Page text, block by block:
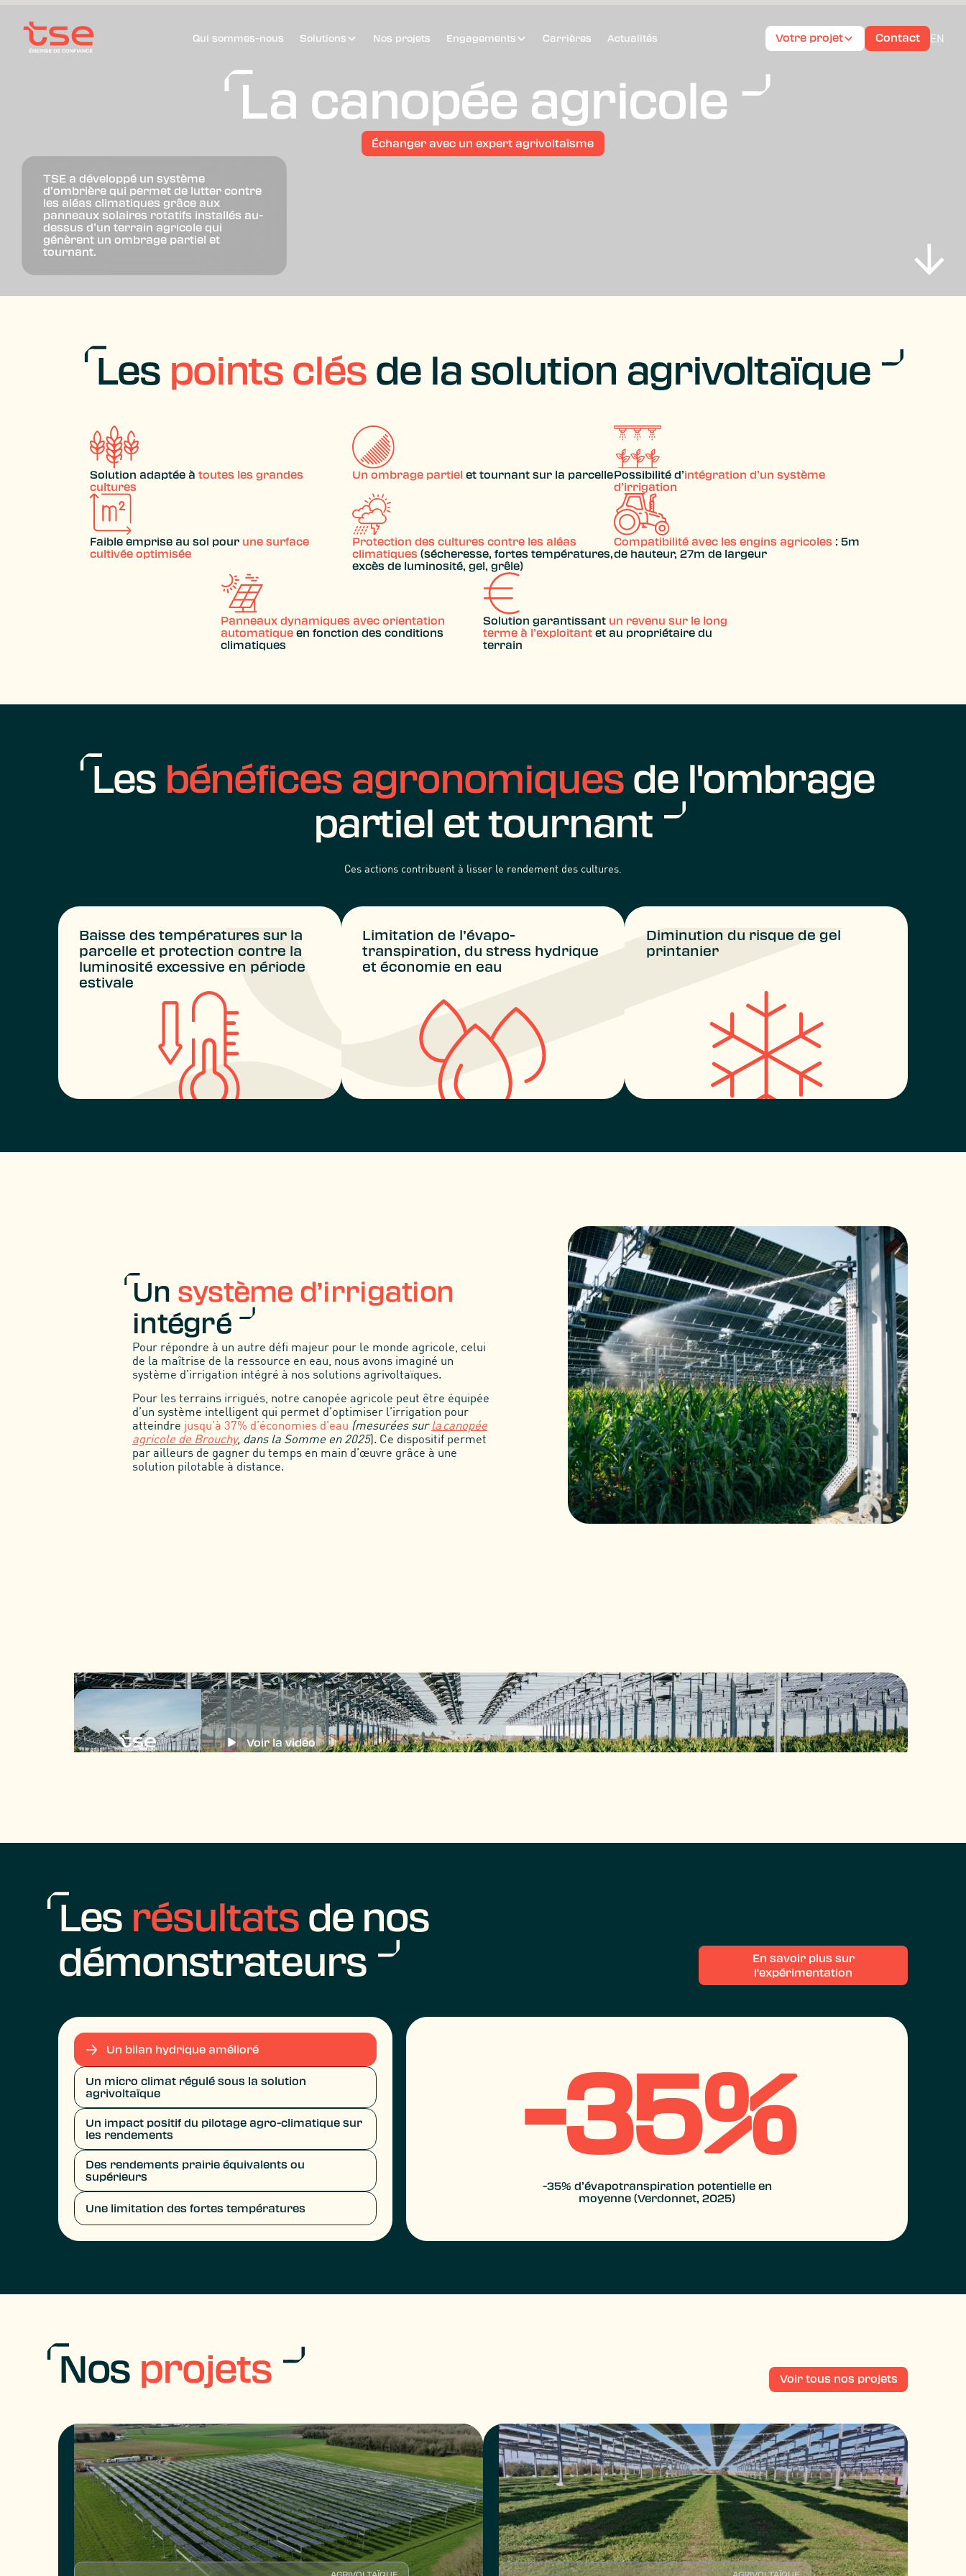
Qui sommes-nous Solutions Nos projets Engagements Carrières Actualités Votre projet Contact EN
La canopée agricole
Échanger avec un expert agrivoltaïsme
TSE a développé un système
d’ombrière qui permet de lutter contre
les aléas climatiques grâce aux
panneaux solaires rotatifs installés au-
dessus d’un terrain agricole qui
génèrent un ombrage partiel et
tournant.
Les points clésde la solution agrivoltaïque
Solution adaptée à toutes les grandes
cultures
Un ombrage partiel et tournant sur la parcellePossibilité d’intégration d’un système
d’irrigation
Faible emprise au sol pour une surface
cultivée optimisée
Protection des cultures contre les aléas
climatiques (sécheresse, fortes températures,
excès de luminosité, gel, grêle)
Compatibilité avec les engins agricoles : 5m
de hauteur, 27m de largeur
Panneaux dynamiques avec orientation
automatiqueen fonction des conditions
climatiques
Solution garantissant un revenu sur le long
terme à l’exploitant et au propriétaire du
terrain
Les bénéfices agronomiques de l'ombrage
partiel et tournant
Ces actions contribuent à lisser le rendement des cultures.
Baisse des températures sur la
parcelle et protection contre la
luminosité excessive en période
estivale
Limitation de l’évapo-
transpiration, du stress hydrique
et économie en eau
Diminution du risque de gel
printanier
Un système d’irrigation
intégré
Pour répondre à un autre défi majeur pour le monde agricole, celui
de la maîtrise de la ressource en eau, nous avons imaginé un
système d’irrigation intégré à nos solutions agrivoltaïques.
Pour les terrains irrigués, notre canopée agricole peut être équipée
d’un système intelligent qui permet d’optimiser l’irrigation pour
atteindre jusqu’à 37% d’économies d’eau (mesurées sur la canopée
agricole de Brouchy, dans la Somme en 2025). Ce dispositif permet
par ailleurs de gagner du temps en main d’œuvre grâce à une
solution pilotable à distance.
Voir la vidéo
Les résultatsde nos
démonstrateurs
En savoir plus sur
l'expérimentation
Un bilan hydrique amélioré
Un micro climat régulé sous la solution
agrivoltaïque
Un impact positif du pilotage agro-climatique sur
les rendements
Des rendements prairie équivalents ou
supérieurs
Une limitation des fortes températures
-35%
-35% d’évapotranspiration potentielle en
moyenne (Verdonnet, 2025)
Nos projets Voir tous nos projets